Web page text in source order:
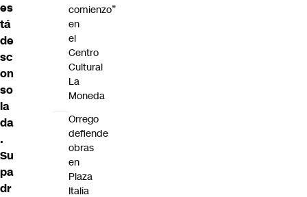
es
tá
de
sc
on
so
la
da
.
Su
pa
dr
comienzo”
en
el
Centro
Cultural
La
Moneda
Orrego
defiende
obras
en
Plaza
Italia